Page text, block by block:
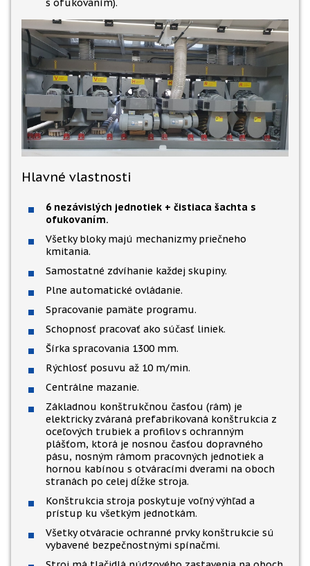
s ofukovaním).
Hlavné vlastnosti
6 nezávislých jednotiek + čistiaca šachta s
ofukovaním.
Všetky bloky majú mechanizmy priečneho
kmitania.
Samostatné zdvíhanie každej skupiny.
Plne automatické ovládanie.
Spracovanie pamäte programu.
Schopnosť pracovať ako súčasť liniek.
Šírka spracovania 1300 mm.
Rýchlosť posuvu až 10 m/min.
Centrálne mazanie.
Základnou konštrukčnou časťou (rám) je
elektricky zváraná prefabrikovaná konštrukcia z
oceľových trubiek a profilov s ochranným
plášťom, ktorá je nosnou časťou dopravného
pásu, nosným rámom pracovných jednotiek a
hornou kabínou s otváracími dverami na oboch
stranách po celej dĺžke stroja.
Konštrukcia stroja poskytuje voľný výhľad a
prístup ku všetkým jednotkám.
Všetky otváracie ochranné prvky konštrukcie sú
vybavené bezpečnostnými spínačmi.